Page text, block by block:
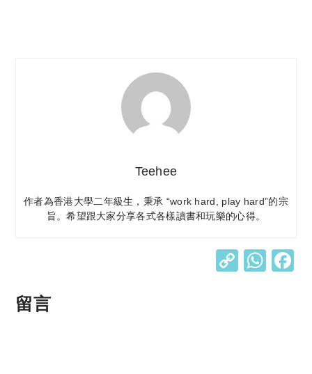
Teehee
作者為香港大學二年級生，秉承 “work hard, play hard”的宗
旨。希望跟大家分享各式各樣讀書和玩樂的心得。
C W
留言